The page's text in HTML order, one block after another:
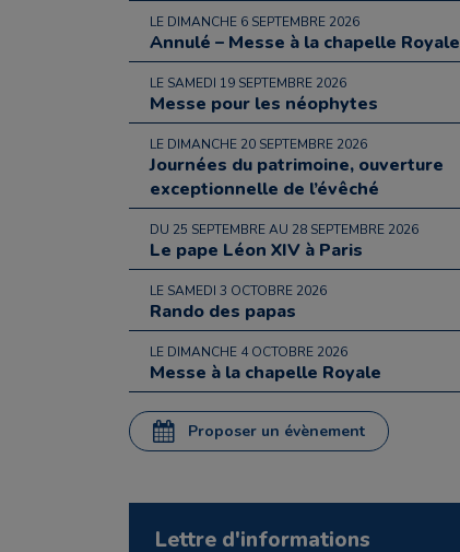
LE DIMANCHE 6 SEPTEMBRE 2026
Annulé – Messe à la chapelle Royale
LE SAMEDI 19 SEPTEMBRE 2026
Messe pour les néophytes
LE DIMANCHE 20 SEPTEMBRE 2026
Journées du patrimoine, ouverture
exceptionnelle de l’évêché
DU 25 SEPTEMBRE AU 28 SEPTEMBRE 2026
Le pape Léon XIV à Paris
LE SAMEDI 3 OCTOBRE 2026
Rando des papas
LE DIMANCHE 4 OCTOBRE 2026
Messe à la chapelle Royale
Proposer un évènement
Lettre d'informations